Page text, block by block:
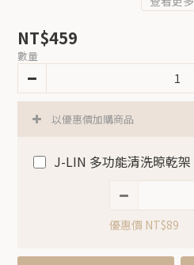
NT$459
數量
以優惠價加購商品
J-LIN 多功能清洗晾乾架
優惠價 NT$89